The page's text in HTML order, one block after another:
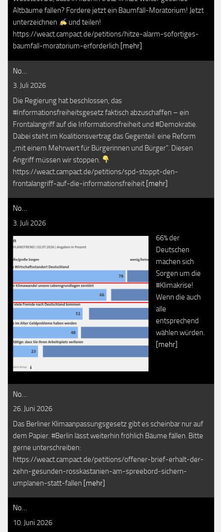
Altbäume fallen? Fordere jetzt ein Baumfäll-Moratorium! Jetzt
unterzeichnen
und teilen!
https://weact.campact.de/petitions/hitze-alarm-sofortiges-
baumfall-moratorium-erforderlich [mehr]
No…
3. Juli 2026
Die Regierung hat beschlossen, das
#Informationsfreiheitsgesetz faktisch abzuschaffen – ein
Frontalangriff auf die Informationsfreiheit und #Demokratie.
Dabei steht im Koalitionsvertrag das Gegenteil: eine Reform
„mit einem Mehrwert für Bürgerinnen und Bürger". Diesen
Angriff müssen wir stoppen.
https://weact.campact.de/petitions/spd-stoppt-den-
frontalangriff-auf-die-informationsfreiheit [mehr]
No…
3. Juli 2026
66% der
Deutschen
machen sich
Sorgen um die
#Klimakrise!
Wenn die auch
alle
entsprechend
wählen würden.
[mehr]
No…
26. Juni 2026
Das Berliner Klimaanpassungsgesetz gibt es scheinbar nur auf
dem Papier. #Berlin lässt weiterhin fröhlich Bäume fällen. Bitte
gerne unterschreiben:
https://weact.campact.de/petitions/offener-brief-erhalt-der-
zehn-gesunden-rosskastanien-am-spreebord-sichern-
umplanen-statt-fallen [mehr]
No…
10. Juni 2026